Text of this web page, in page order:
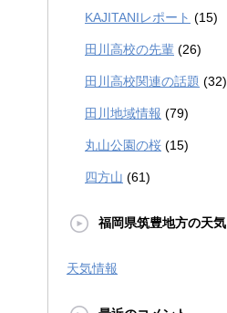
KAJITANIレポート (15)
田川高校の先輩 (26)
田川高校関連の話題 (32)
田川地域情報 (79)
丸山公園の桜 (15)
四方山 (61)
福岡県筑豊地方の天気
天気情報